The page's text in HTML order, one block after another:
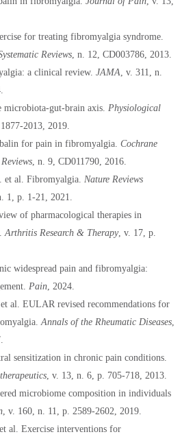
for treating fibromyalgia syndrome.
Reviews, n. 12, CD003786, 2013.
a clinical review. JAMA, v. 311, n.
microbiota-gut-brain axis. Physiological
2013, 2019.
for pain in fibromyalgia. Cochrane
, n. 9, CD011790, 2016.
al. Fibromyalgia. Nature Reviews
1, p. 1-21, 2021.
of pharmacological therapies in
Arthritis Research & Therapy, v. 17, p.
widespread pain and fibromyalgia:
Pain, 2024.
al. EULAR revised recommendations for
Annals of the Rheumatic Diseases,
sensitization in chronic pain conditions.
, v. 13, n. 6, p. 705-718, 2013.
microbiome composition in individuals
, v. 160, n. 11, p. 2589-2602, 2019.
al. Exercise interventions for